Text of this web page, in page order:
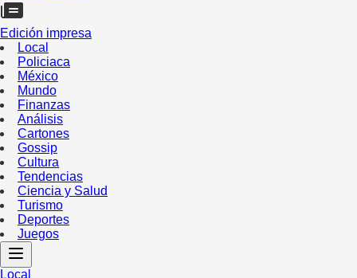
Edición impresa
Local
Policiaca
México
Mundo
Finanzas
Análisis
Cartones
Gossip
Cultura
Tendencias
Ciencia y Salud
Turismo
Deportes
Juegos
Local